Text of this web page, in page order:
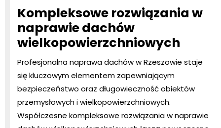
Kompleksowe rozwiązania w
naprawie dachów
wielkopowierzchniowych
Profesjonalna naprawa dachów w Rzeszowie staje
się kluczowym elementem zapewniającym
bezpieczeństwo oraz długowieczność obiektów
przemysłowych i wielkopowierzchniowych.
Współczesne kompleksowe rozwiązania w naprawie